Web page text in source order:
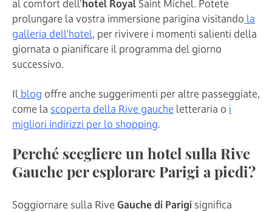
al comfort dell'hotel RoyalSaint Michel. Potete
prolungare la vostra immersione parigina visitando la
galleria dell'hotel, per rivivere i momenti salienti della
giornata o pianificare il programma del giorno
successivo.
Il blog offre anche suggerimenti per altre passeggiate,
come la scoperta della Rive gauche letteraria o i
migliori indirizzi per lo shopping.
Perché scegliere un hotel sulla Rive
Gauche per esplorare Parigi a piedi?
Soggiornare sulla Rive Gauche di Parigi significa